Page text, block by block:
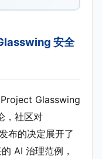
安全
Glasswing
，社区对
布的决定展开了
AI 治理范例，